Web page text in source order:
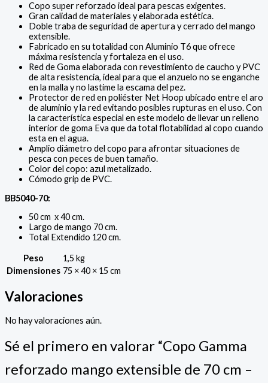
Copo super reforzado ideal para pescas exigentes.
Gran calidad de materiales y elaborada estética.
Doble traba de seguridad de apertura y cerrado del mango
extensible.
Fabricado en su totalidad con Aluminio T6 que ofrece
máxima resistencia y fortaleza en el uso.
Red de Goma elaborada con revestimiento de caucho y PVC
de alta resistencia, ideal para que el anzuelo no se enganche
en la malla y no lastime la escama del pez.
Protector de red en poliéster Net Hoop ubicado entre el aro
de aluminio y la red evitando posibles rupturas en el uso. Con
la característica especial en este modelo de llevar un relleno
interior de goma Eva que da total flotabilidad al copo cuando
esta en el agua.
Amplio diámetro del copo para afrontar situaciones de
pesca con peces de buen tamaño.
Color del copo: azul metalizado.
Cómodo grip de PVC.
BB5040-70:
50 cm x 40 cm.
Largo de mango 70 cm.
Total Extendido 120 cm.
Peso
1,5 kg
Dimensiones 75 × 40 × 15 cm
Valoraciones
No hay valoraciones aún.
Sé el primero en valorar “Copo Gamma
reforzado mango extensible de 70 cm –